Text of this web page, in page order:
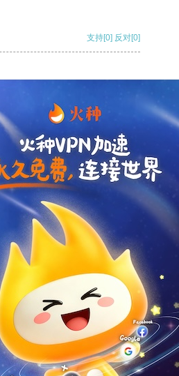
支持[0] 反对[0]
支持
支持[0] 反对[0]
支持[0] 反对[0]
旋风加速器
软件中心 银河加速器